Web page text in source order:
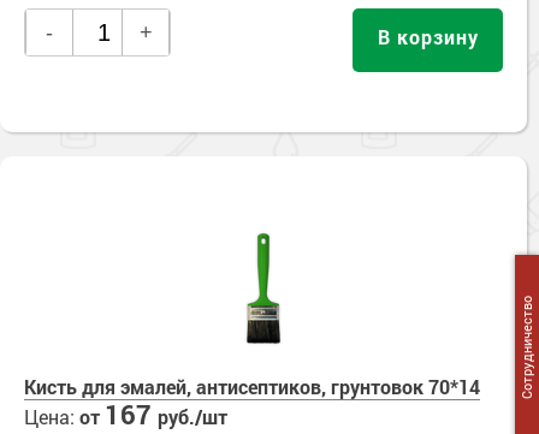
- + В корзину
Кисть для эмалей, антисептиков, грунтовок 70*14
Цена: от 167 руб./шт
Сотрудничество